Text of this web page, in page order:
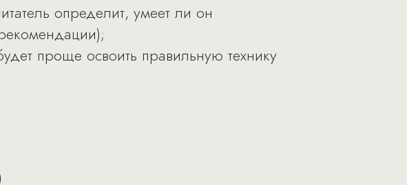
определит, умеет ли он
проще освоить правильную технику